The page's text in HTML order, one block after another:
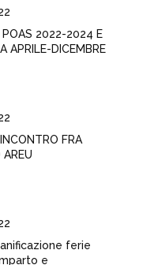
POAS 2022-2024 E
APRILE-DICEMBRE
FRA
AREU
ferie
e